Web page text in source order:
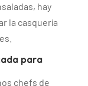
hay
la casquería
para
chefs de